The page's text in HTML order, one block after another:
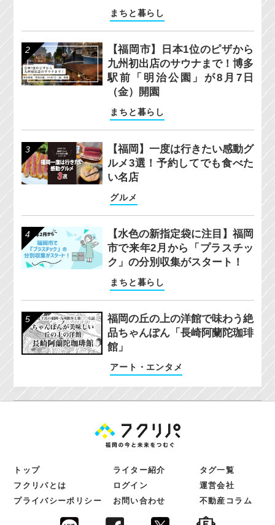
まちと暮らし
【福岡市】日本1位のピザから
九州初出店のサウナまで！博多
駅前「明治公園」が8月7日
（金）開園
まちと暮らし
【福岡】一度は行きたい感動グ
ルメ3選！予約してでも食べた
い名店
グルメ
【水色の新指定袋に注目】福岡
市で来年2月から「プラスチッ
ク」の分別収集がスタート！
まちと暮らし
福岡の丘の上の洋館で味わう絶
品ちゃんぽん「長崎阿蘭陀珈琲
館」
アート・エンタメ
トップ ライター紹介
タグ一覧
フクリパとは
ログイン
運営会社
プライバシーポリシー
お問い合わせ 不動産コラム